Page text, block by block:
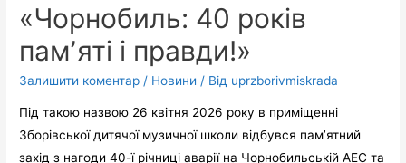
«Чорнобиль: 40 років
памʼяті і правди!»
Залишити коментар / Новини / Від uprzborivmiskrada
Під такою назвою 26 квітня 2026 року в приміщенні
Зборівської дитячої музичної школи відбувся пам’ятний
захід з нагоди 40-ї річниці аварії на Чорнобильській АЕС та